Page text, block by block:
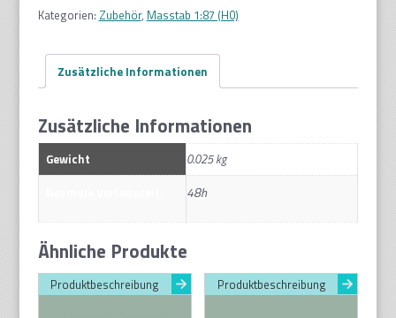
Stück
Menge
Kategorien: Zubehör, Masstab 1:87 (H0)
Zusätzliche Informationen
Zusätzliche Informationen
Gewicht
0.025 kg
48h
Ähnliche Produkte
Produktbeschreibung Produktbeschreibung